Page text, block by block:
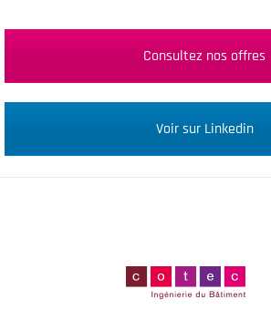
Consultez nos offres
Voir sur Linkedin